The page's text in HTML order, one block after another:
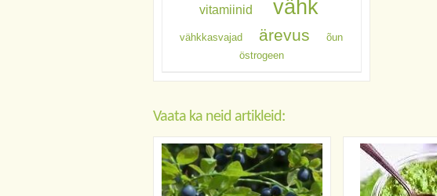
vitamiinid vähk
vähkkasvajad ärevus
õun
östrogeen
Vaata ka neid artikleid: